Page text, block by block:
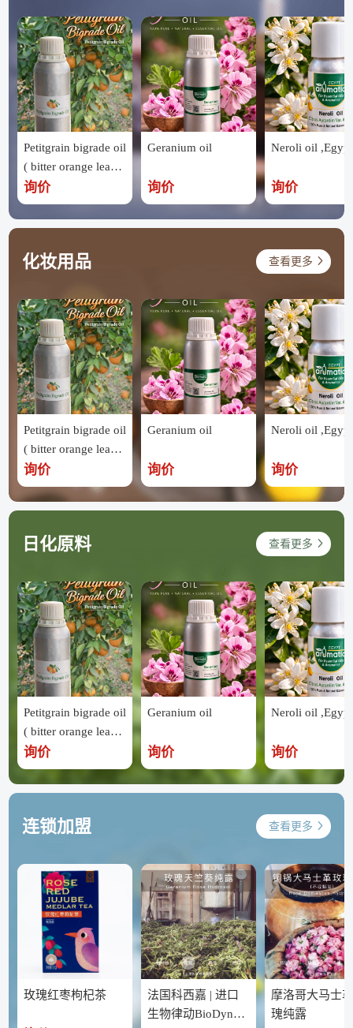
Petitgrain bigrade oil
( bitter orange leave
s ) ,Egypt
询价
Geranium oil
询价
Neroli oil ,Egypt
询价
化妆用品 查看更多
Petitgrain bigrade oil
( bitter orange leave
s ) ,Egypt
询价
Geranium oil
询价
Neroli oil ,Egypt
询价
日化原料 查看更多
Petitgrain bigrade oil
( bitter orange leave
s ) ,Egypt
询价
Geranium oil
询价
Neroli oil ,Egypt
询价
连锁加盟 查看更多
玫瑰红枣枸杞茶
法国科西嘉 | 进口
生物律动BioDynam
摩洛哥大马士
瑰纯露